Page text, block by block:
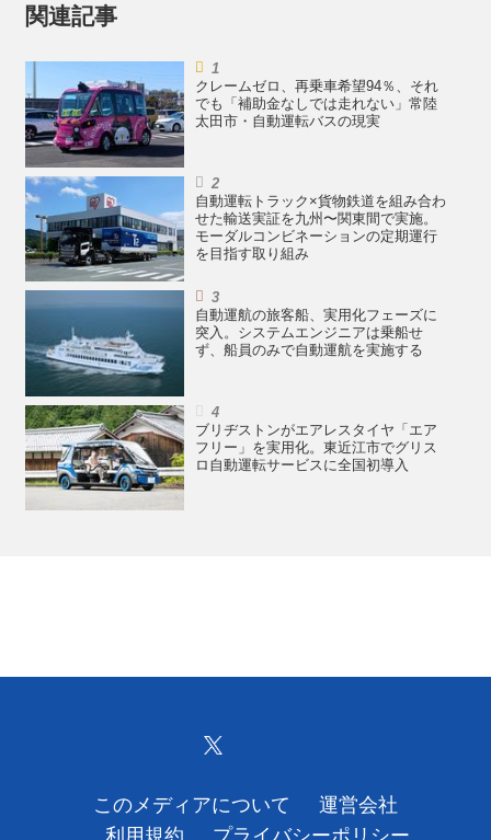
関連記事
クレームゼロ、再乗車希望94％、それ
でも「補助金なしでは走れない」常陸
太田市・自動運転バスの現実
自動運転トラック×貨物鉄道を組み合わ
せた輸送実証を九州〜関東間で実施。
モーダルコンビネーションの定期運行
を目指す取り組み
自動運航の旅客船、実用化フェーズに
突入。システムエンジニアは乗船せ
ず、船員のみで自動運航を実施する
ブリヂストンがエアレスタイヤ「エア
フリー」を実用化。東近江市でグリス
ロ自動運転サービスに全国初導入
このメディアについて
運営会社